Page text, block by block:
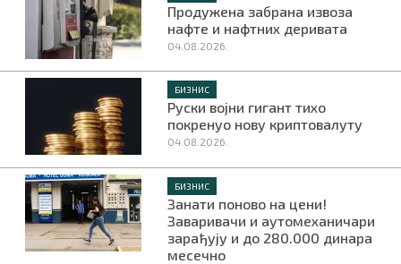
Продужена забрана извоза
нафте и нафтних деривата
04.08.2026.
БИЗНИС
Руски војни гигант тихо
покренуо нову криптовалуту
04.08.2026.
БИЗНИС
Занати поново на цени!
Заваривачи и аутомеханичари
зарађују и до 280.000 динара
месечно